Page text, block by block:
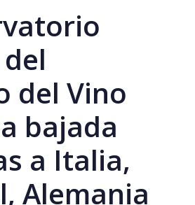
del Vino
bajada
a Italia,
Alemania